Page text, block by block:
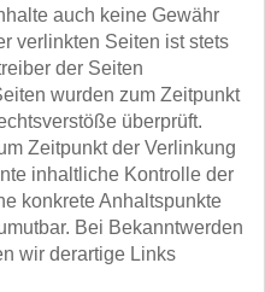
auch keine Gewähr
verlinkten Seiten ist stets
der Seiten
wurden zum Zeitpunkt
überprüft.
Zeitpunkt der Verlinkung
inhaltliche Kontrolle der
konkrete Anhaltspunkte
Bei Bekanntwerden
wir derartige Links